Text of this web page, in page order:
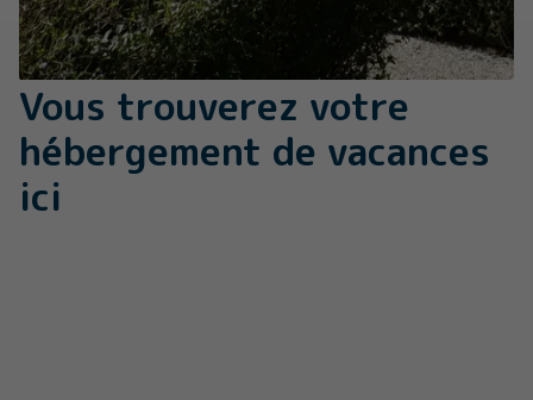
Vous trouverez votre
hébergement de vacances
ici